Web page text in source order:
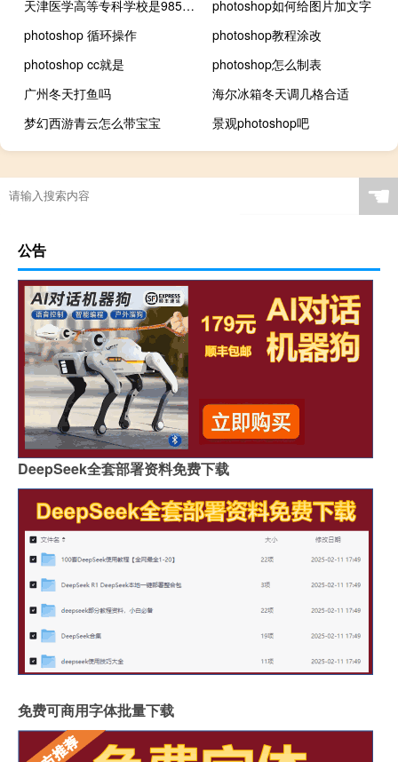
天津医学高等专科学校是985还是211大学
photoshop如何给图片加文字
photoshop 循环操作
photoshop教程涂改
photoshop cc就是
photoshop怎么制表
广州冬天打鱼吗
海尔冰箱冬天调几格合适
梦幻西游青云怎么带宝宝
景观photoshop吧
☚
公告
DeepSeek全套部署资料免费下载
免费可商用字体批量下载